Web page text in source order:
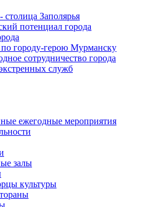
Заполярья
потенциал города
городу-герою Мурманску
сотрудничество города
служб
ежегодные мероприятия
залы
культуры